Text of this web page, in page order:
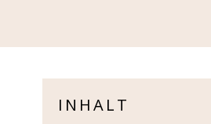
INHALT